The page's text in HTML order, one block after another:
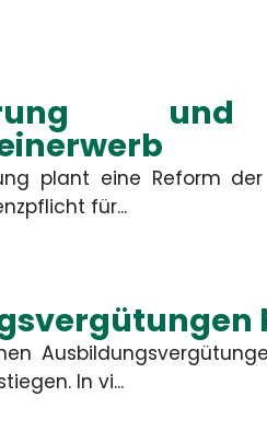
plant eine Reform
für...
In vi...
Ihren individuellen